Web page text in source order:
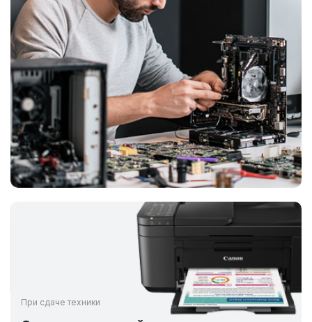
При сдаче техники